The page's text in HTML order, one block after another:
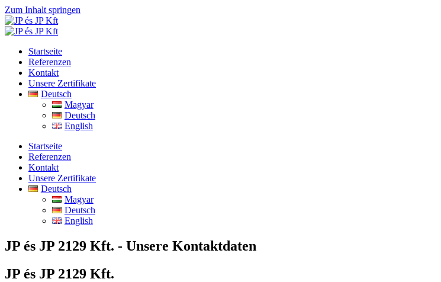
Zum Inhalt springen
Startseite
Referenzen
Kontakt
Unsere Zertifikate
Deutsch
Magyar
Deutsch
English
Startseite
Referenzen
Kontakt
Unsere Zertifikate
Deutsch
Magyar
Deutsch
English
JP és JP 2129 Kft. - Unsere Kontaktdaten
JP és JP 2129 Kft.